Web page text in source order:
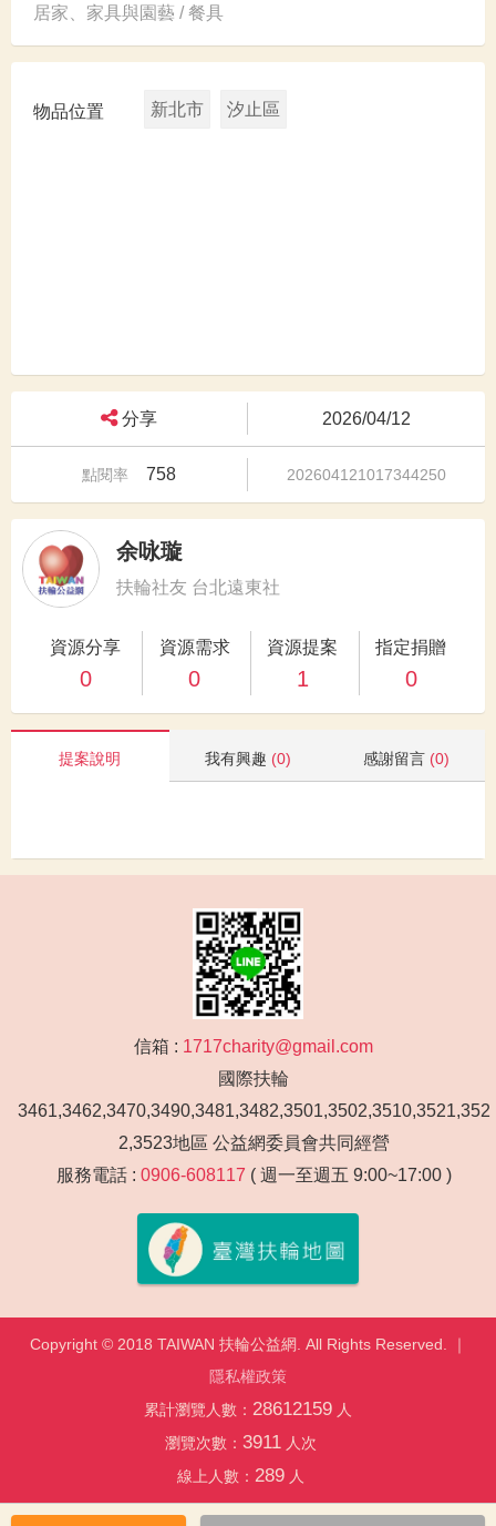
居家、家具與園藝 / 餐具
物品位置 新北市 汐止區
分享 2026/04/12
點閱率 758 202604121017344250
余咏璇
扶輪社友 台北遠東社
資源分享
0
資源需求
0
資源提案
1
指定捐贈
0
提案說明 我有興趣 (0) 感謝留言 (0)
信箱 : 1717charity@gmail.com
國際扶輪
3461,3462,3470,3490,3481,3482,3501,3502,3510,3521,352
2,3523地區 公益網委員會共同經營
服務電話 : 0906-608117 ( 週一至週五 9:00~17:00 )
Copyright © 2018 TAIWAN 扶輪公益網. All Rights Reserved. ｜
隱私權政策
累計瀏覽人數： 28612159 人
瀏覽次數： 3911人次
線上人數： 289人